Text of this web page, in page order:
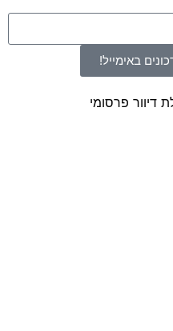
באימייל!
דיוור פרסומי